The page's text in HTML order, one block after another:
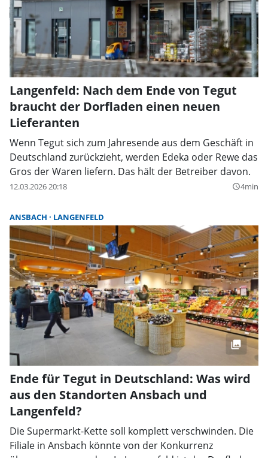
Langenfeld: Nach dem Ende von Tegut
braucht der Dorfladen einen neuen
Lieferanten
Wenn Tegut sich zum Jahresende aus dem Geschäft in
Deutschland zurückzieht, werden Edeka oder Rewe das
Gros der Waren liefern. Das hält der Betreiber davon.
12.03.2026 20:18 query_builder4min
ANSBACH LANGENFELD
Ende für Tegut in Deutschland: Was wird
aus den Standorten Ansbach und
Langenfeld?
Die Supermarkt-Kette soll komplett verschwinden. Die
Filiale in Ansbach könnte von der Konkurrenz